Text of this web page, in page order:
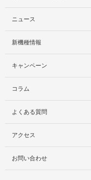
検証ルーム
料金プラン
レンタルルームプラン
お手軽検証パック
ニュース
新機種情報
キャンペーン
コラム
よくある質問
アクセス
お問い合わせ